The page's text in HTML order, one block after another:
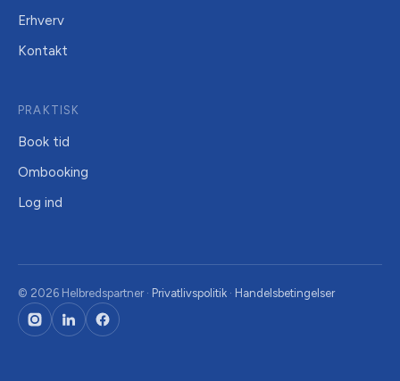
Erhverv
Kontakt
PRAKTISK
Book tid
Ombooking
Log ind
© 2026 Helbredspartner · Privatlivspolitik · Handelsbetingelser